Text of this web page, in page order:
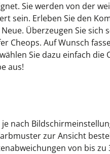
Sie werden von der
sein. Erleben Sie den
Überzeugen Sie sich
Cheops. Auf Wunsch
Sie dazu einfach die
aus!
nach
zur Ansicht
von bis zu